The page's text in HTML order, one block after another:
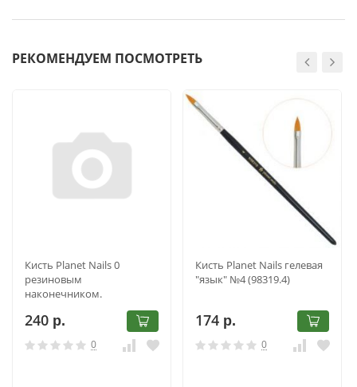
РЕКОМЕНДУЕМ ПОСМОТРЕТЬ
Кисть Planet Nails 0
резиновым
наконечником.
240 р.
0
Кисть Planet Nails гелевая
"язык" №4 (98319.4)
174 р.
0